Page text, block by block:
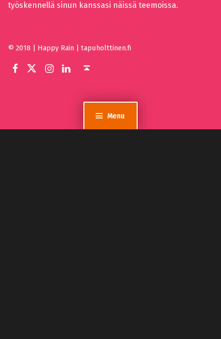
Menu
työskennellä sinun kanssasi näissä teemoissa.
© 2018 | Happy Rain | tapuholttinen.fi
Tapu Holttinen Facebook